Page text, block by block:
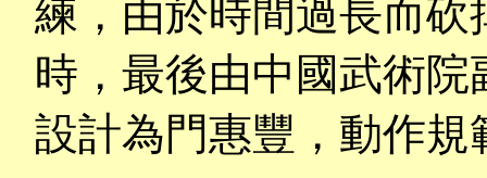
練，由於時間過長而砍
時，最後由中國武術
設計為門惠豐，動作規